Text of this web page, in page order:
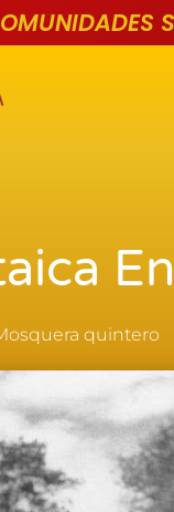
quintero